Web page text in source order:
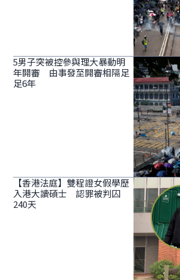
5男子突被控參與理大暴動明
年開審 由事發至開審相隔足
足6年
【香港法庭】雙程證女假學歷
入港大讀碩士 認罪被判囚
240天